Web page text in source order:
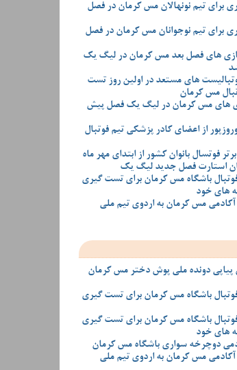
برای تیم نونهالان مس کرمان در فصل
برای تیم نوجوانان مس کرمان در فصل
بازی های فصل بعد مس کرمان در لیگ یک
های مستعد در اولین روز تست
مس کرمان
های مس کرمان در لیگ یک فصل پیش
از اعضای کادر پزشکی تیم فوتبال
فوتسال بانوان کشور از ابتدای مهر ماه
استارت فصل جدید لیگ یک
باشگاه مس کرمان برای تست گیری
مس کرمان به اردوی تیم ملی
دونده ملی پوش دختر مس کرمان
باشگاه مس کرمان برای تست گیری
باشگاه مس کرمان برای تست گیری
دوچرخه سواری باشگاه مس کرمان
مس کرمان به اردوی تیم ملی